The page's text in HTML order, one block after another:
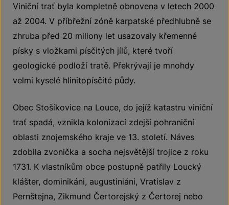
Viniční trať byla kompletně obnovena v letech 2000
až 2004. V příbřežní zóně karpatské předhlubně se
zhruba před 20 miliony let usazovaly křemenné
písky s vložkami písčitých jílů, které tvoří
geologické podloží tratě. Překrývají je mnohdy
velmi kyselé hlinitopísčité půdy.
Obec Stošíkovice na Louce, do jejíž katastru viniční
trať spadá, vznikla kolonizací zdejší pohraniční
oblasti znojemského kraje ve 13. století. Náves
zdobila zvonička a socha nejsvětější trojice z roku
1731. K vlastníkům obce postupně patřily Loucký
klášter, dominikáni, augustiniáni, Vratislav z
Pernštejna, Zikmund Čertorejský z Čertorej nebo